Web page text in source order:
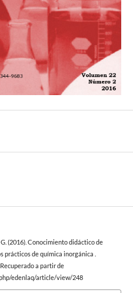
G. (2016). Conocimiento didáctico de
de química inorgánica .
a partir de
edenlaq/article/view/248